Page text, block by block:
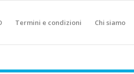
Termini e condizioni Chi siamo